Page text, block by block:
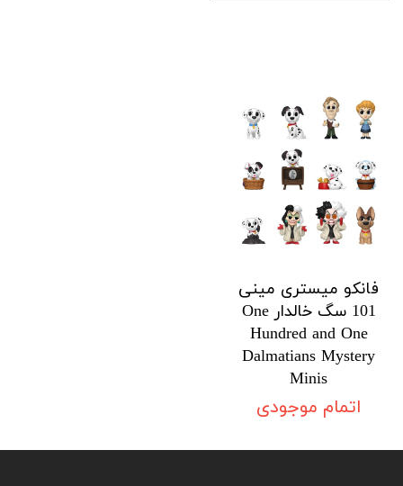
فانکو میستری مینی
101 سگ خالدار One
Hundred and One
Dalmatians Mystery
Minis
اتمام موجودی